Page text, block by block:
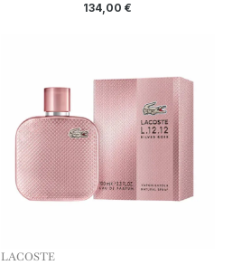
134,00€
LACOSTE